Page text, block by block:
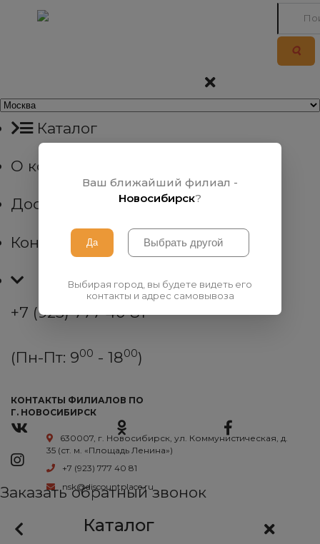
Каталог
О компании
Доставка
Контакты
+7 (923) 777 40 81
(Пн-Пт: 900 - 1800)
КОНТАКТЫ ФИЛИАЛОВ ПО
Г. НОВОСИБИРСК
630007, г. Новосибирск, ул. Коммунистическая, д.
35 (ст. м. «Площадь Ленина»)
+7 (923) 777 40 81
nsk@discountplace.ru
Заказать обратный звонок
Каталог
Ваш ближайший филиал -
Новосибирск?
Выбирая город, вы будете видеть его
контакты и адрес самовывоза